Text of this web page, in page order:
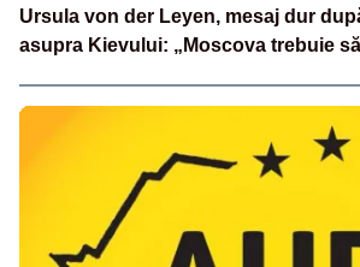
Ursula von der Leyen, mesaj dur
asupra Kievului: „Moscova trebuie